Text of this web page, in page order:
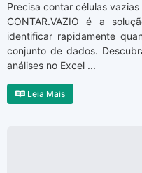
Precisa contar células
CONTAR.VAZIO é a
identificar rapidamente
conjunto de dados.
análises no Excel ...
Leia Mais